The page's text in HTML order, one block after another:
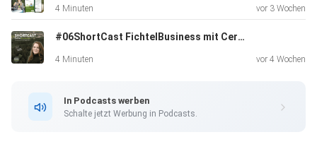
4 Minuten vor 3 Wochen
#06ShortCast FichtelBusiness mit Cerstin
4 Minuten vor 4 Wochen
In Podcasts werben
Schalte jetzt Werbung in Podcasts.